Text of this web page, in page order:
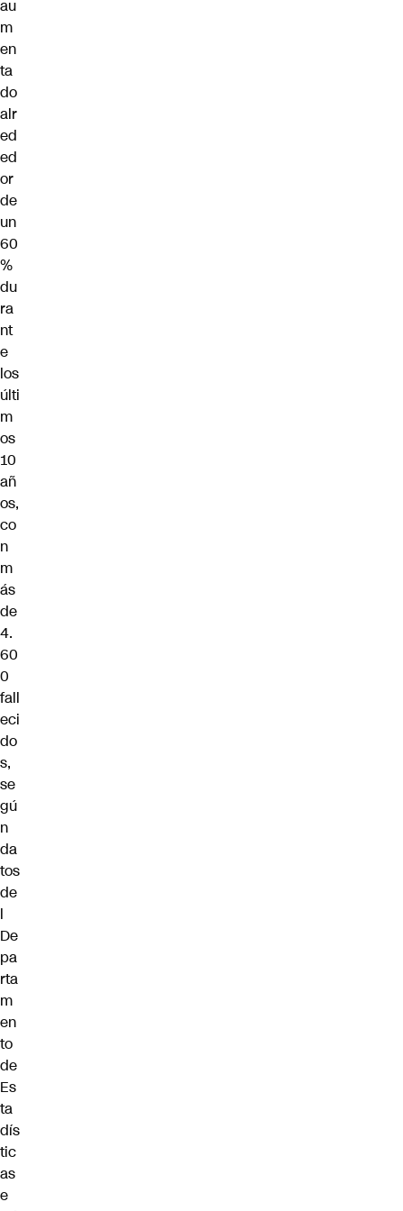
au
m
en
ta
do
alr
ed
ed
or
de
un
60
%
du
ra
nt
e
los
últi
m
os
10
añ
os,
co
n
m
ás
de
4.
60
0
fall
eci
do
s,
se
gú
n
da
tos
de
l
De
pa
rta
m
en
to
de
Es
ta
dís
tic
as
e